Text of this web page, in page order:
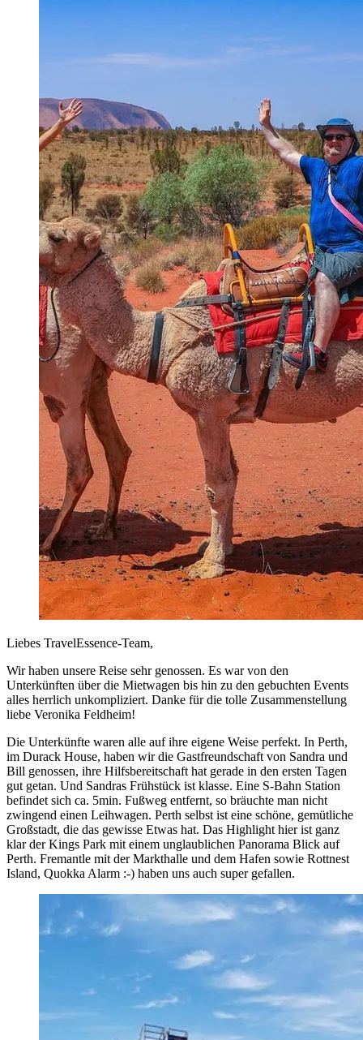
Liebes TravelEssence-Team,
Wir haben unsere Reise sehr genossen. Es war von den
Unterkünften über die Mietwagen bis hin zu den gebuchten Events
alles herrlich unkompliziert. Danke für die tolle Zusammenstellung
liebe Veronika Feldheim!
Die Unterkünfte waren alle auf ihre eigene Weise perfekt. In Perth,
im Durack House, haben wir die Gastfreundschaft von Sandra und
Bill genossen, ihre Hilfsbereitschaft hat gerade in den ersten Tagen
gut getan. Und Sandras Frühstück ist klasse. Eine S-Bahn Station
befindet sich ca. 5min. Fußweg entfernt, so bräuchte man nicht
zwingend einen Leihwagen. Perth selbst ist eine schöne, gemütliche
Großstadt, die das gewisse Etwas hat. Das Highlight hier ist ganz
klar der Kings Park mit einem unglaublichen Panorama Blick auf
Perth. Fremantle mit der Markthalle und dem Hafen sowie Rottnest
Island, Quokka Alarm :-) haben uns auch super gefallen.